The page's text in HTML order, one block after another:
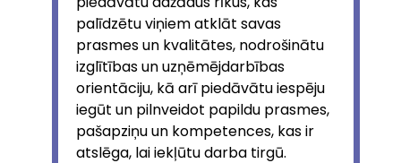
palīdzētu viņiem atklāt savas
prasmes un kvalitātes, nodrošinātu
izglītības un uzņēmējdarbības
orientāciju, kā arī piedāvātu iespēju
iegūt un pilnveidot papildu prasmes,
pašapziņu un kompetences, kas ir
atslēga, lai iekļūtu darba tirgū.